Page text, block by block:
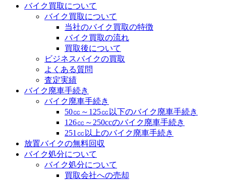
バイク買取について
バイク買取について
当社のバイク買取の特徴
バイク買取の流れ
買取後について
ビジネスバイクの買取
よくある質問
査定実績
バイク廃車手続き
バイク廃車手続き
50㏄～125㏄以下のバイク廃車手続き
126㏄～250ccのバイク廃車手続き
251㏄以上のバイク廃車手続き
放置バイクの無料回収
バイク処分について
バイク処分について
買取会社への売却